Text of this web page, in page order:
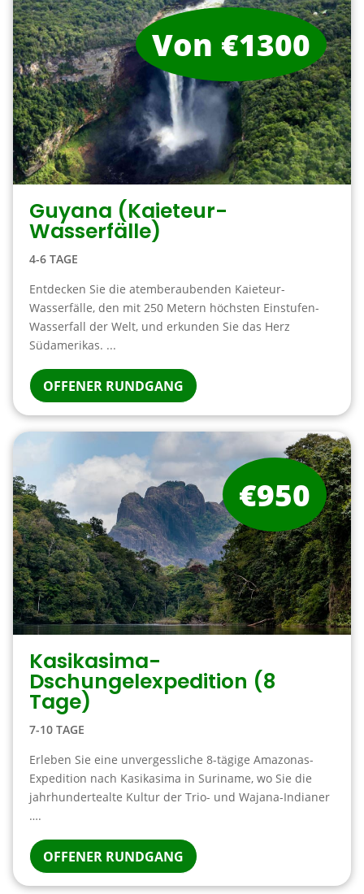
Guyana (Kaieteur-
Wasserfälle)
4-6 TAGE
Entdecken Sie die atemberaubenden Kaieteur-
Wasserfälle, den mit 250 Metern höchsten Einstufen-
Wasserfall der Welt, und erkunden Sie das Herz
Südamerikas. ...
OFFENER RUNDGANG
Von €1300
Kasikasima-
Dschungelexpedition (8
Tage)
7-10 TAGE
Erleben Sie eine unvergessliche 8-tägige Amazonas-
Expedition nach Kasikasima in Suriname, wo Sie die
jahrhundertealte Kultur der Trio- und Wajana-Indianer
….
OFFENER RUNDGANG
€950